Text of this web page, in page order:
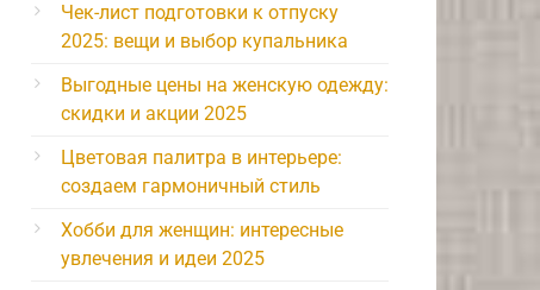
Чек-лист подготовки к отпуску
2025: вещи и выбор купальника
Выгодные цены на женскую одежду:
скидки и акции 2025
Цветовая палитра в интерьере:
создаем гармоничный стиль
Хобби для женщин: интересные
увлечения и идеи 2025